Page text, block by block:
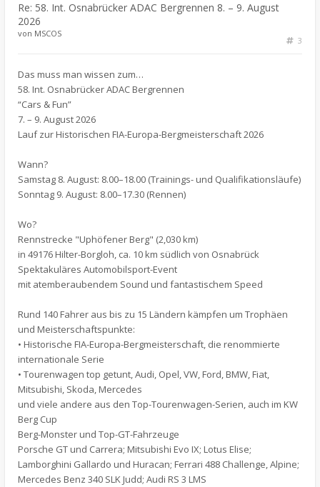
Re: 58. Int. Osnabrücker ADAC Bergrennen 8. – 9. August
2026
3
von MSCOS
Das muss man wissen zum…
58. Int. Osnabrücker ADAC Bergrennen
“Cars & Fun”
7. – 9. August 2026
Lauf zur Historischen FIA-Europa-Bergmeisterschaft 2026
Wann?
Samstag 8. August: 8.00–18.00 (Trainings- und Qualifikationsläufe)
Sonntag 9. August: 8.00–17.30 (Rennen)
Wo?
Rennstrecke "Uphöfener Berg" (2,030 km)
in 49176 Hilter-Borgloh, ca. 10 km südlich von Osnabrück
Spektakuläres Automobilsport-Event
mit atemberaubendem Sound und fantastischem Speed
Rund 140 Fahrer aus bis zu 15 Ländern kämpfen um Trophäen
und Meisterschaftspunkte:
• Historische FIA-Europa-Bergmeisterschaft, die renommierte
internationale Serie
• Tourenwagen top getunt, Audi, Opel, VW, Ford, BMW, Fiat,
Mitsubishi, Skoda, Mercedes
und viele andere aus den Top-Tourenwagen-Serien, auch im KW
Berg Cup
Berg-Monster und Top-GT-Fahrzeuge
Porsche GT und Carrera; Mitsubishi Evo IX; Lotus Elise;
Lamborghini Gallardo und Huracan; Ferrari 488 Challenge, Alpine;
Mercedes Benz 340 SLK Judd; Audi RS 3 LMS